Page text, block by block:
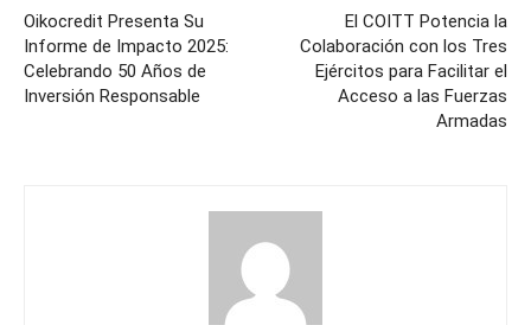
Oikocredit Presenta Su
Informe de Impacto 2025:
Celebrando 50 Años de
Inversión Responsable
El COITT Potencia la
Colaboración con los Tres
Ejércitos para Facilitar el
Acceso a las Fuerzas
Armadas